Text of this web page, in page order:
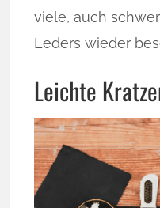
viele, auch
Leders wieder
Leichte